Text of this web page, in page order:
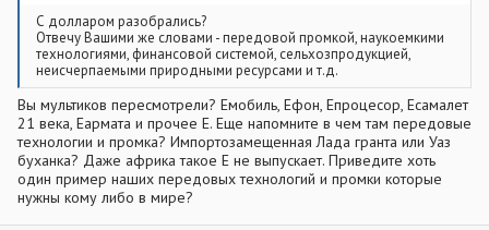
С долларом разобрались?
Отвечу Вашими же словами - передовой промкой, наукоемкими
технологиями, финансовой системой, сельхозпродукцией,
неисчерпаемыми природными ресурсами и т.д.
Вы мультиков пересмотрели? Емобиль, Ефон, Епроцесор, Есамалет
21 века, Еармата и прочее Е. Еще напомните в чем там передовые
технологии и промка? Импортозамещенная Лада гранта или Уаз
буханка? Даже африка такое Е не выпускает. Приведите хоть
один пример наших передовых технологий и промки которые
нужны кому либо в мире?